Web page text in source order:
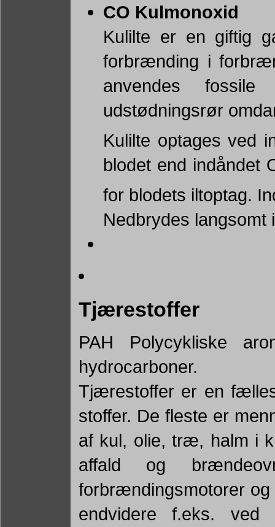
CO Kulmonoxid
Kulilte er en giftig
forbrænding i
anvendes fossile
udstødningsrør
Kulilte optages ved
blodet end indåndet
for blodets iltoptag.
Nedbrydes
Tjærestoffer
PAH Polycykliske
hydrocarboner.
Tjærestoffer er en
stoffer. De fleste er
af kul, olie, træ, halm i
affald og
forbrændingsmotorer og
endvidere f.eks. ved